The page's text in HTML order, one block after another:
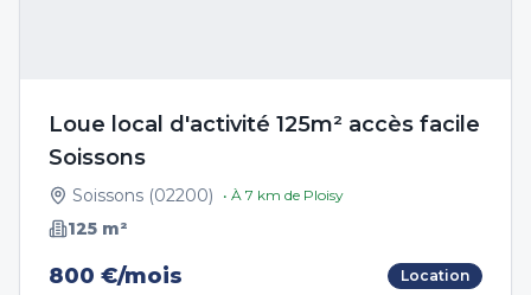
Loue local d'activité 125m² accès facile
Soissons
Soissons (02200) • À 7 km de Ploisy
125 m²
800 €/mois Location